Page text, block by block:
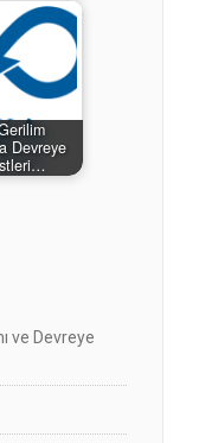
Devreye
ve Devreye